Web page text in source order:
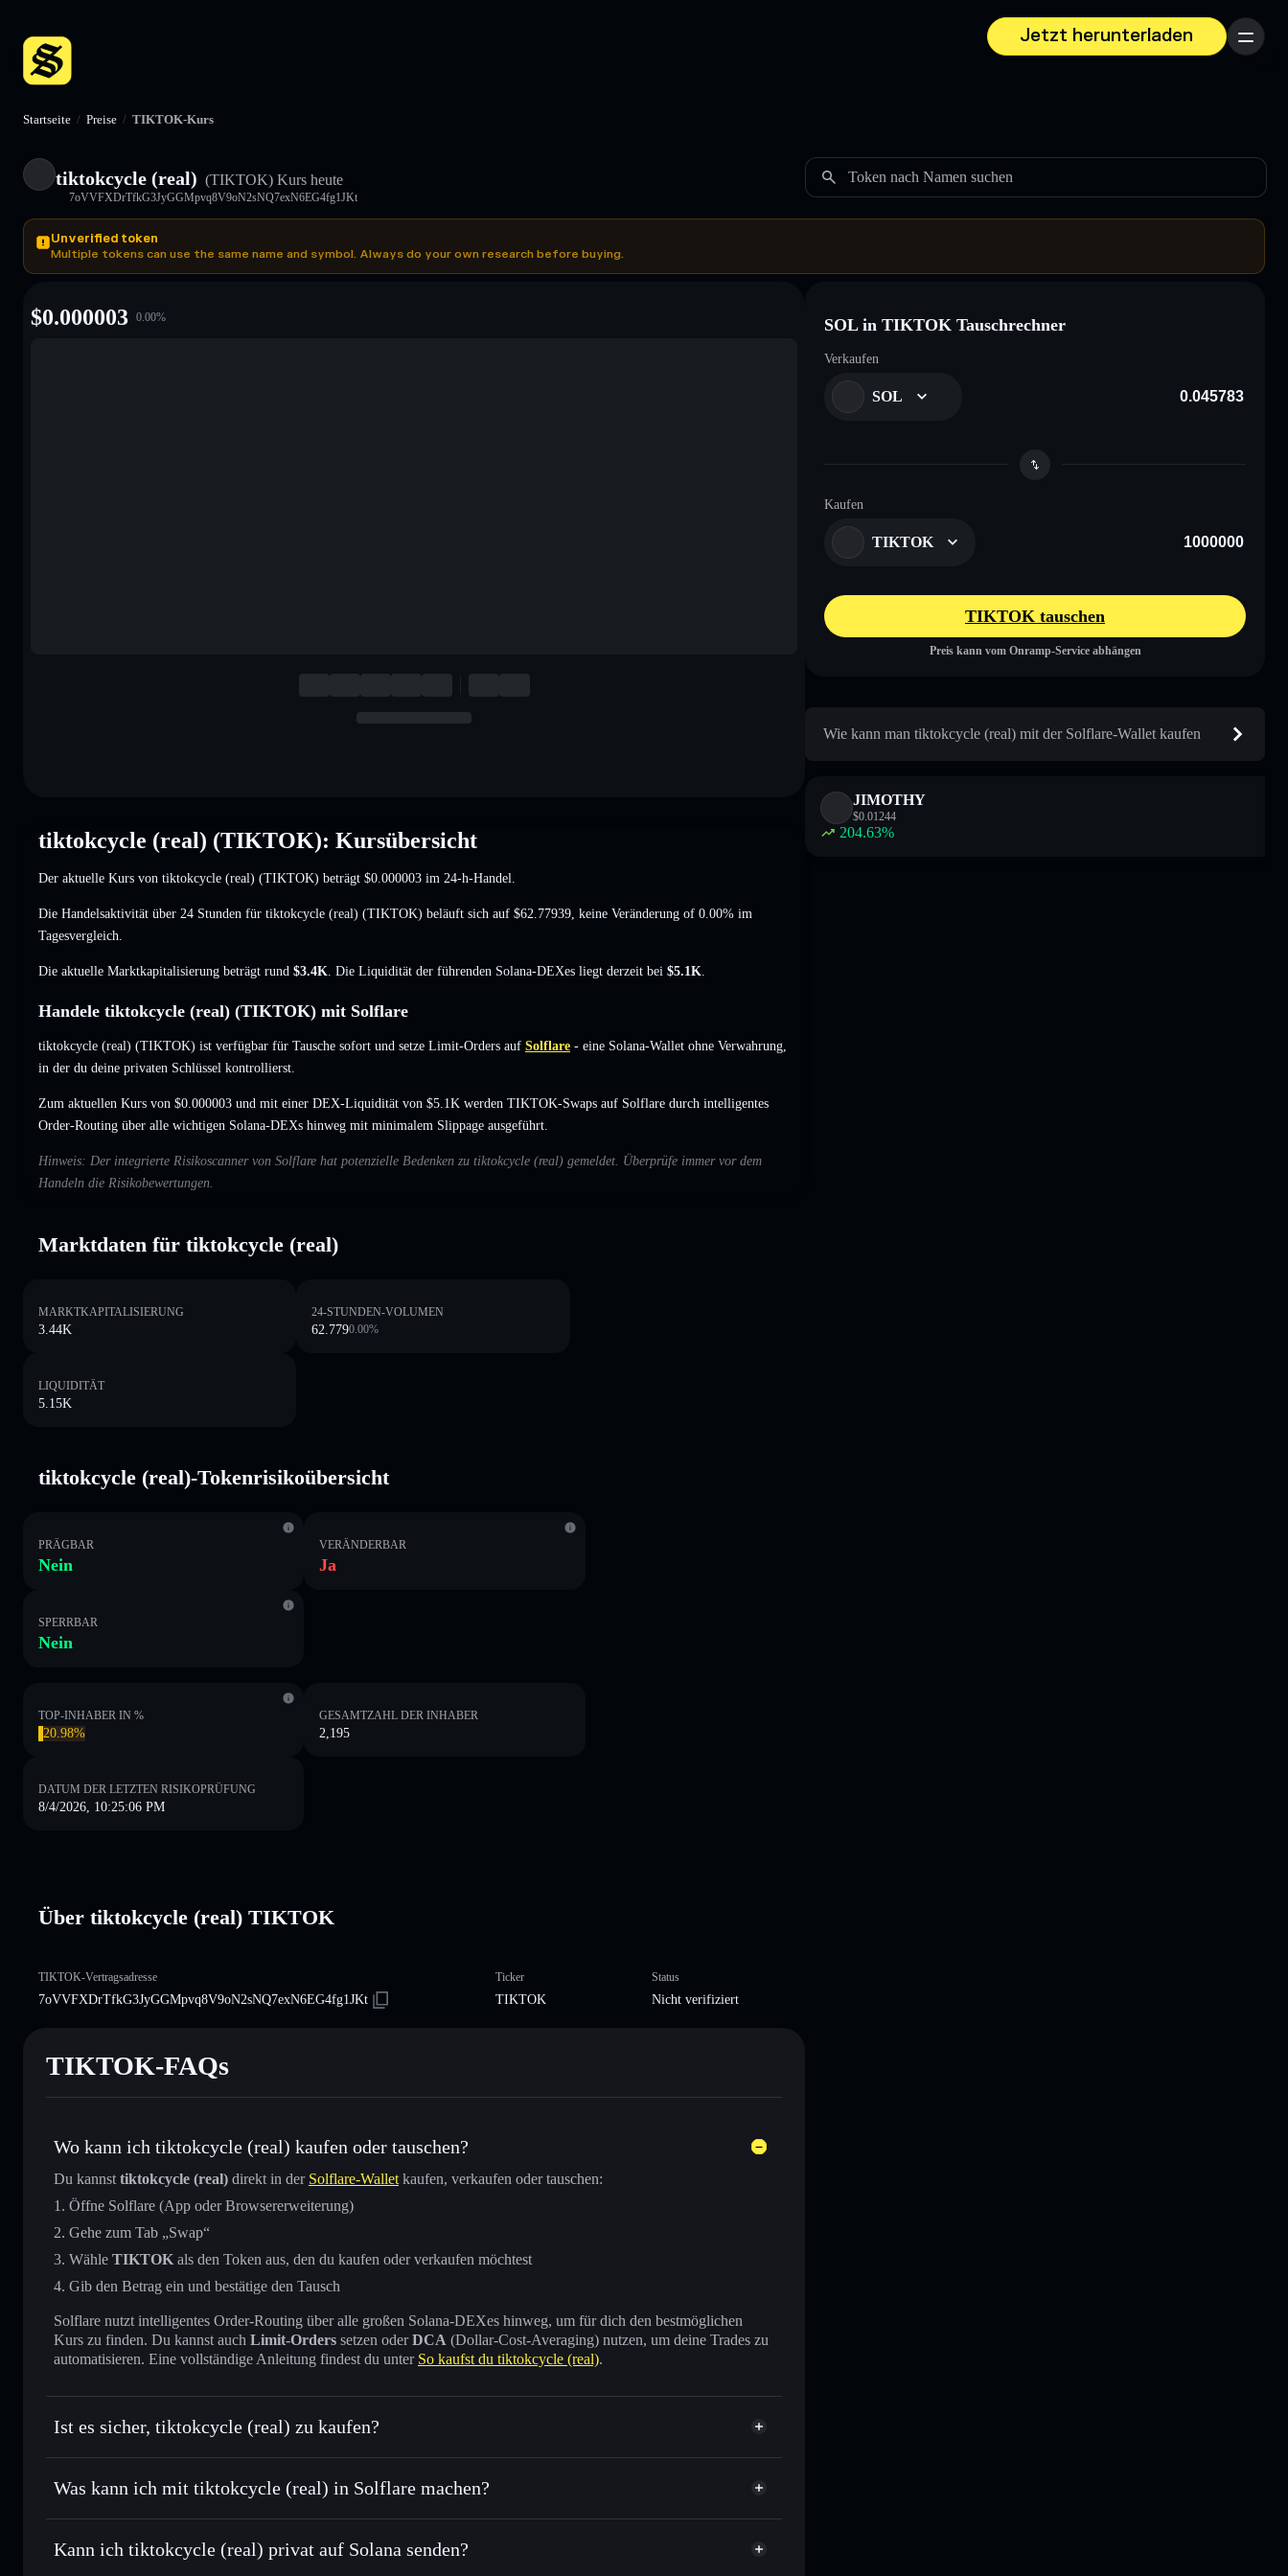
Jetzt herunterladen
Menü
Startseite / Preise / TIKTOK-Kurs
tiktokcycle (real) (TIKTOK) Kurs heute
7oVVFXDrTfkG3JyGGMpvq8V9oN2sNQ7exN6EG4fg1JKt
Token nach Namen suchen
Unverified token
Multiple tokens can use the same name and symbol. Always do your own research before buying.
$0.000003 0.00%
tiktokcycle (real) (TIKTOK): Kursübersicht
Der aktuelle Kurs von tiktokcycle (real) (TIKTOK) beträgt $0.000003 im 24-h-Handel.
Die Handelsaktivität über 24 Stunden für tiktokcycle (real) (TIKTOK) beläuft sich auf $62.77939 keine Veränderung of 0.00% im
Tagesvergleich.
Die aktuelle Marktkapitalisierung beträgt rund $3.4K . Die Liquidität der führenden Solana-DEXes liegt derzeit bei $5.1K
Handele tiktokcycle (real) (TIKTOK) mit Solflare
tiktokcycle (real) (TIKTOK) ist verfügbar für Tausche sofort und setze Limit-Orders auf Solflare - eine Solana-Wallet ohne Verwahrung,
in der du deine privaten Schlüssel kontrollierst.
Zum aktuellen Kurs von $0.000003 und mit einer DEX-Liquidität von $5.1K werden TIKTOK-Swaps auf Solflare durch intelligentes
Order-Routing über alle wichtigen Solana-DEXs hinweg mit minimalem Slippage ausgeführt.
Hinweis: Der integrierte Risikoscanner von Solflare hat potenzielle Bedenken zu tiktokcycle (real) gemeldet. Überprüfe immer vor dem
Handeln die Risikobewertungen.
Marktdaten für tiktokcycle (real)
MARKTKAPITALISIERUNG
3.44K
24-STUNDEN-VOLUMEN
62.7790.00%
LIQUIDITÄT
5.15K
tiktokcycle (real)-Tokenrisikoübersicht
PRÄGBAR
Nein
VERÄNDERBAR
Ja
SPERRBAR
Nein
TOP-INHABER IN %
20.98%
GESAMTZAHL DER INHABER
2,195
DATUM DER LETZTEN RISIKOPRÜFUNG
8/4/2026, 10:25:06 PM
Über tiktokcycle (real) TIKTOK
TIKTOK-Vertragsadresse
7oVVFXDrTfkG3JyGGMpvq8V9oN2sNQ7exN6EG4fg1JKt
Ticker
TIKTOK
Status
Nicht verifiziert
TIKTOK-FAQs
Wo kann ich tiktokcycle (real) kaufen oder tauschen?
Du kannst tiktokcycle (real) direkt in der Solflare-Wallet kaufen, verkaufen oder tauschen:
Öffne Solflare (App oder Browsererweiterung)
Gehe zum Tab „Swap“
Wähle TIKTOK als den Token aus, den du kaufen oder verkaufen möchtest
Gib den Betrag ein und bestätige den Tausch
Solflare nutzt intelligentes Order-Routing über alle großen Solana-DEXes hinweg, um für dich den bestmöglichen
Kurs zu finden. Du kannst auch Limit-Orders setzen oderDCA (Dollar-Cost-Averaging) nutzen, um deine Trades zu
automatisieren. Eine vollständige Anleitung findest du unter So kaufst du tiktokcycle (real).
Ist es sicher, tiktokcycle (real) zu kaufen?
tiktokcycle (real) nicht verifiziert
Was kann ich mit tiktokcycle (real) in Solflare machen?
tiktokcycle (real)
Solflare-Wallet
Sofort tauschen– handle TIKTOK gegen SOL, USDC oder Tausende anderer Solana-Tokens mit intelligentem
Kann ich tiktokcycle (real) privat auf Solana senden?
SOL in TIKTOK Tauschrechner
Verkaufen
SOL
Kaufen
TIKTOK
TIKTOK tauschen
Preis kann vom Onramp-Service abhängen
Wie kann man tiktokcycle (real) mit der Solflare-Wallet kaufen
JIMOTHY
$0.01244
204.63%